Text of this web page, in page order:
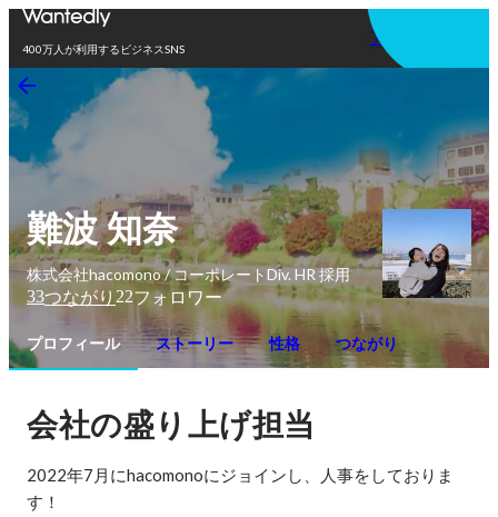
400万人が利用するビジネスSNS
アプリを使う
難波 知奈
株式会社hacomono / コーポレートDiv. HR 採用
33つながり 22フォロワー
プロフィール ストーリー 性格 つながり
会社の盛り上げ担当
2022年7月にhacomonoにジョインし、人事をしておりま
す！